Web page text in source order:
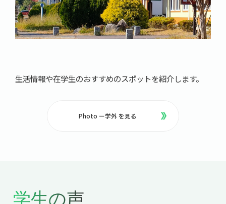
生活情報や在学生のおすすめのスポットを紹介します。
Photo ー学外 を見る
学生の声